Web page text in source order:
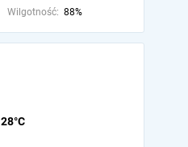
Wilgotność: 88%
28°C